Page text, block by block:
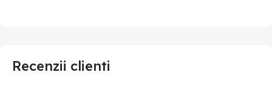
Recenzii clienti